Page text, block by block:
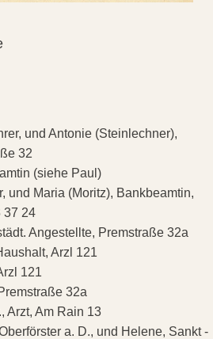
und Antonie (Steinlechner),
32
(siehe Paul)
und Maria (Moritz), Bankbeamtin,
37 24
Angestellte, Premstraße 32a
Arzl 121
121
32a
Arzt, Am Rain 13
a. D., und Helene, Sankt -